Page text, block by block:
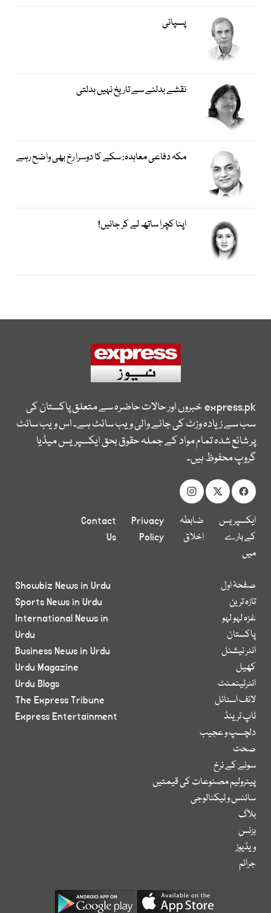
پسپائی
نقشے بدلنے سے تاریخ نہیں بدلتی
مکہ دفاعی معاہدہ: سکے کا دوسرا رخ بھی واضح رہے
اپنا کچرا ساتھ لے کر جائیں!
express.pkخبروں اور حالات حاضرہ سے متعلق پاکستان کی
سب سے زیادہ وزٹ کی جانے والی ویب سائٹ ہے۔ اس ویب سائٹ
پر شائع شدہ تمام مواد کے جملہ حقوق بحق ایکسپریس میڈیا
گروپ محفوظ ہیں۔
ایکسپریس
کے بارے
میں
ضابطہ
اخلاق
Privacy
Policy
Contact
Us
صفحۂ اول
تازہ ترین
غزہ لہو لہو
پاکستان
انٹر نیشنل
کھیل
انٹرٹینمنٹ
لائف اسٹائل
ٹاپ ٹرینڈ
دلچسپ و عجیب
صحت
سونے کے نرخ
پیٹرولیم مصنوعات کی قیمتیں
سائنس و ٹیکنالوجی
بلاگ
بزنس
ویڈیوز
جرائم
Showbiz News in Urdu
Sports News in Urdu
International News in
Urdu
Business News in Urdu
Urdu Magazine
Urdu Blogs
The Express Tribune
Express Entertainment